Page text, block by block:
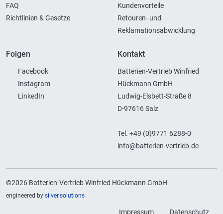
FAQ
Richtlinien & Gesetze
Kundenvorteile
Retouren- und
Reklamationsabwicklung
Folgen
Facebook
Instagram
LinkedIn
Kontakt
Batterien-Vertrieb Winfried
Hückmann GmbH
Ludwig-Elsbett-Straße 8
D-97616 Salz
Tel. +49 (0)9771 6288-0
info@batterien-vertrieb.de
©2026 Batterien-Vertrieb Winfried Hückmann GmbH
engineered by silver.solutions
Impressum Datenschutz